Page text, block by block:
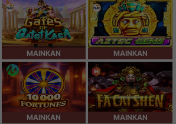
MAINKAN MAINKAN
MAINKAN MAINKAN